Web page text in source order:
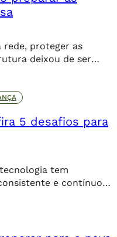
rede, proteger as
deixou de ser
exigência para a
complexidade
cibernéticos
o custo médio […]
5 desafios para
tem
e contínuo,
redes e segurança,
Estudos
líderes da área
em TI, mais da